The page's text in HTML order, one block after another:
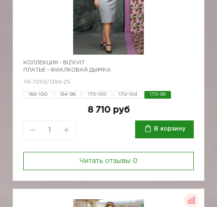
КОЛЛЕКЦИЯ - BIZKVIT
ПЛАТЬЕ - ФИАЛКОВАЯ ДЫМКА
116-7059/1394-25
164-100 164-96 170-100 170-104 170-96
8 710 руб
В корзину
Читать отзывы 0